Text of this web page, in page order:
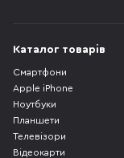
Каталог товарів
Смартфони
Apple iPhone
Ноутбуки
Планшети
Телевізори
Відеокарти